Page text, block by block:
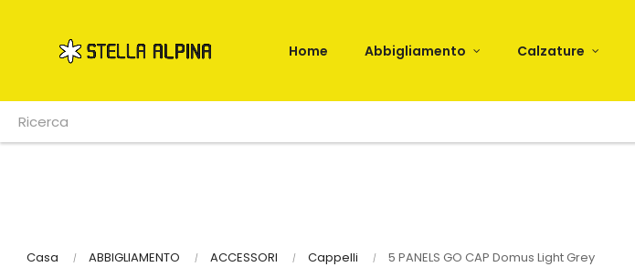
Home Abbigliamento Calzature
Casa ABBIGLIAMENTO ACCESSORI Cappelli 5 PANELS GO CAP Domus Light Grey